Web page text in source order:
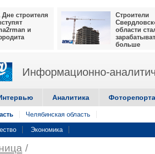
Дне строителя
и
Строители
области
больше
Информационно-
Аналитика
Челябинская область
Экономика
/